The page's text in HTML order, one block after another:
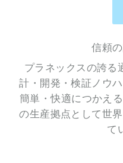
信頼
プラネックスの誇る
計・開発・検証ノウ
簡単・快適につかえ
の生産拠点として世
て